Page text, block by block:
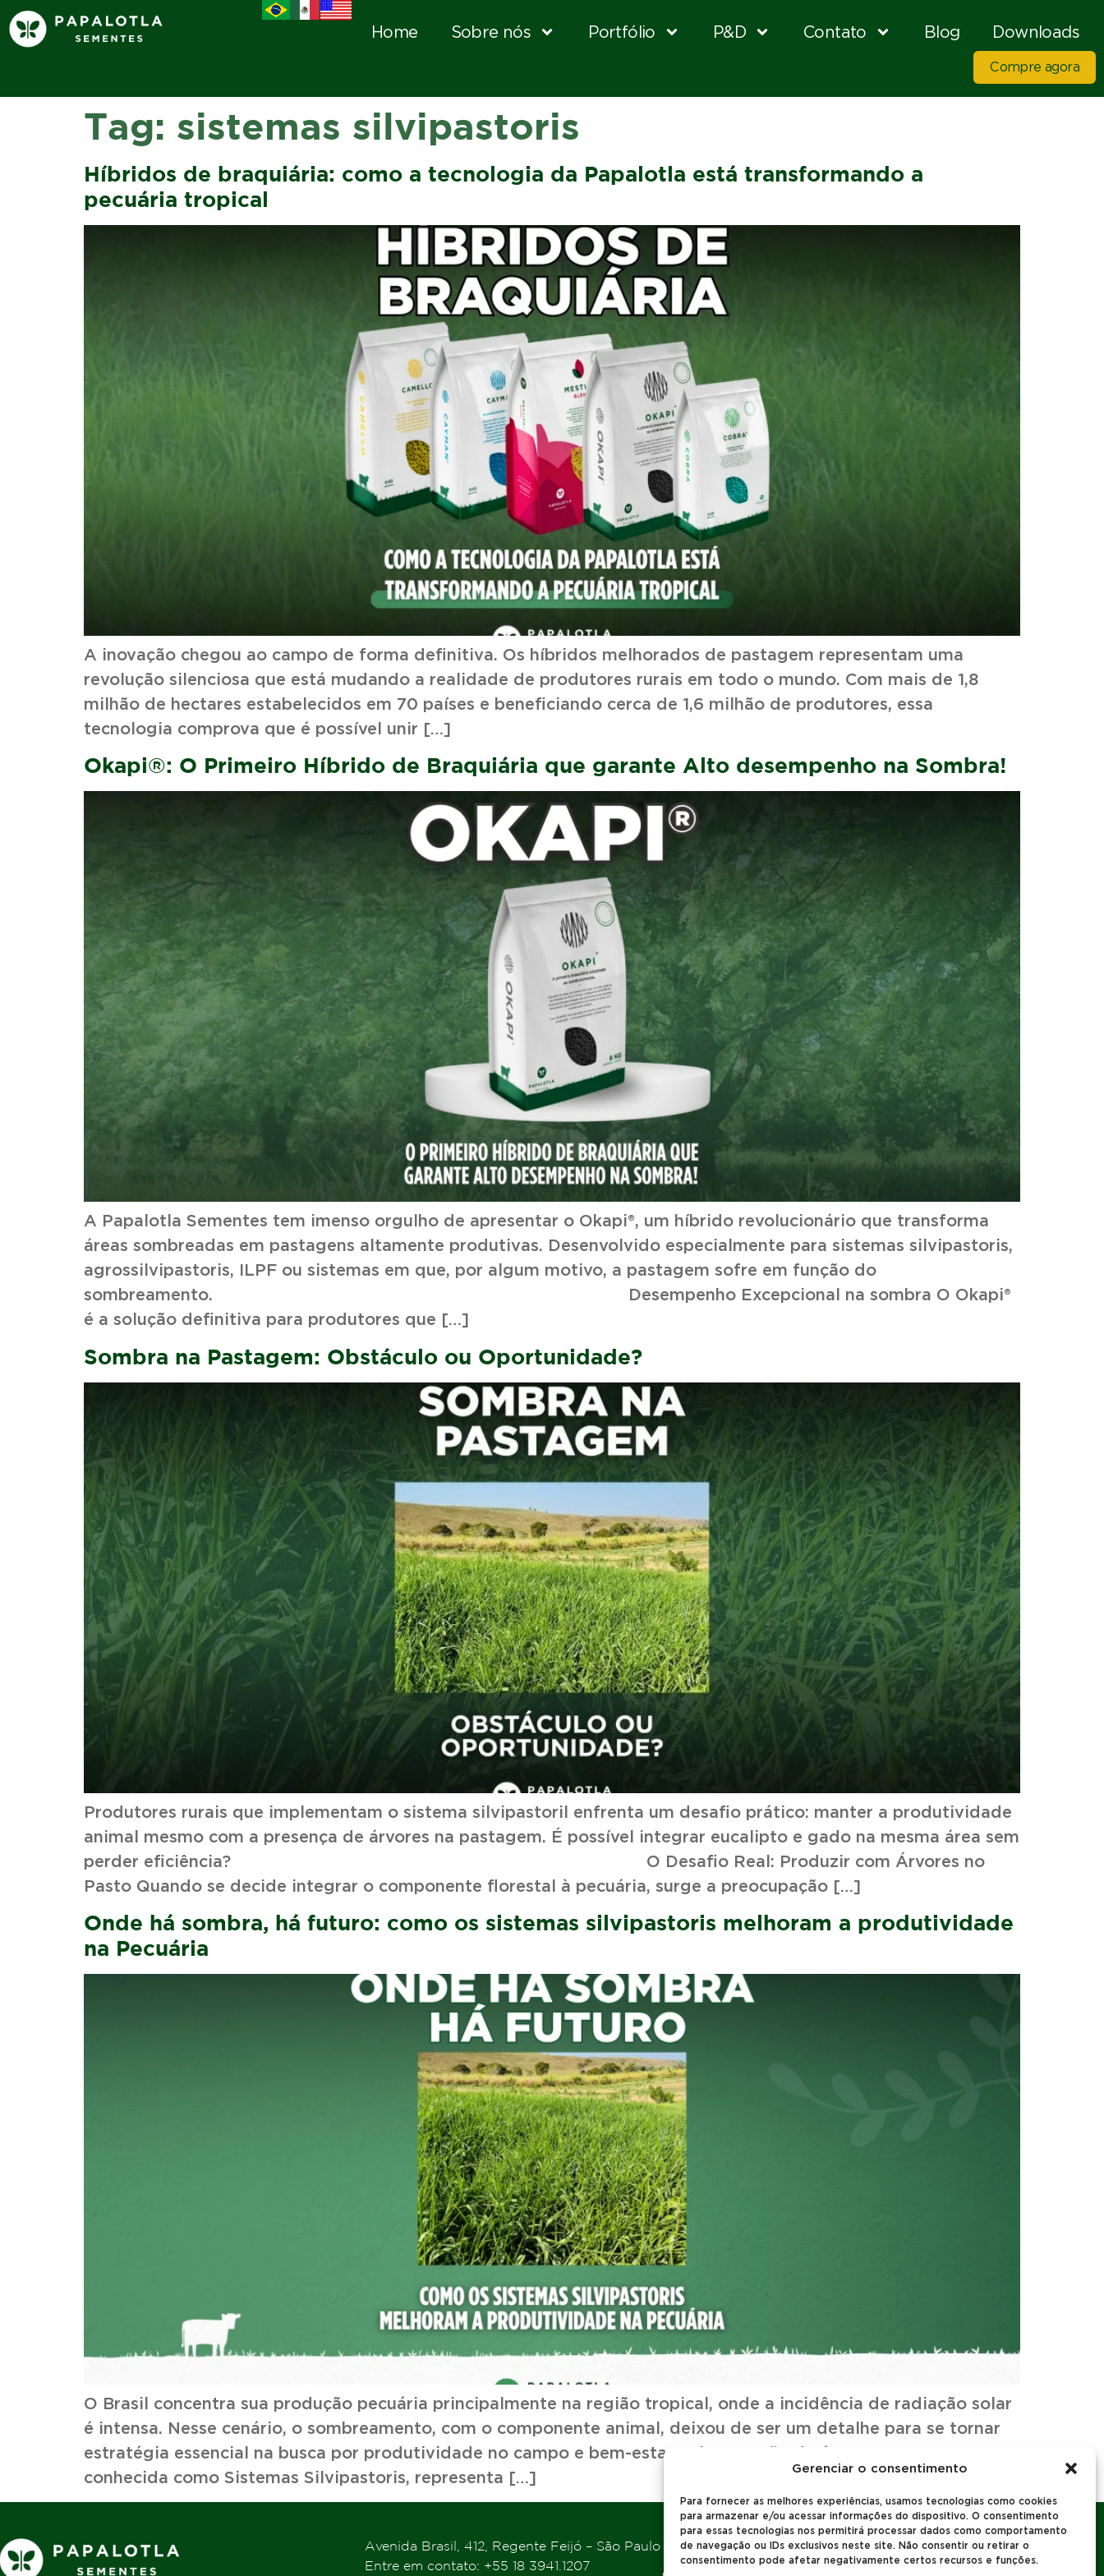
Gerenciar o consentimento
Para fornecer as melhores experiências, usamos tecnologias como cookies
para armazenar e/ou acessar informações do dispositivo. O consentimento
para essas tecnologias nos permitirá processar dados como comportamento
de navegação ou IDs exclusivos neste site. Não consentir ou retirar o
consentimento pode afetar negativamente certos recursos e funções.
Home Sobre nós Portfólio P&D Contato Blog Downloads
Compre agora
Tag: sistemas silvipastoris
Híbridos de braquiária: como a tecnologia da Papalotla está transformando a
pecuária tropical
A inovação chegou ao campo de forma definitiva. Os híbridos melhorados de pastagem representam uma
revolução silenciosa que está mudando a realidade de produtores rurais em todo o mundo. Com mais de 1,8
milhão de hectares estabelecidos em 70 países e beneficiando cerca de 1,6 milhão de produtores, essa
tecnologia comprova que é possível unir […]
Okapi®: O Primeiro Híbrido de Braquiária que garante Alto desempenho na Sombra!
A Papalotla Sementes tem imenso orgulho de apresentar o Okapi®, um híbrido revolucionário que transforma
áreas sombreadas em pastagens altamente produtivas. Desenvolvido especialmente para sistemas silvipastoris,
agrossilvipastoris, ILPF ou sistemas em que, por algum motivo, a pastagem sofre em função do
sombreamento. Desempenho Excepcional na sombra O Okapi®
é a solução definitiva para produtores que […]
Sombra na Pastagem: Obstáculo ou Oportunidade?
Produtores rurais que implementam o sistema silvipastoril enfrenta um desafio prático: manter a produtividade
animal mesmo com a presença de árvores na pastagem. É possível integrar eucalipto e gado na mesma área sem
perder eficiência? O Desafio Real: Produzir com Árvores no
Pasto Quando se decide integrar o componente florestal à pecuária, surge a preocupação […]
Onde há sombra, há futuro: como os sistemas silvipastoris melhoram a produtividade
na Pecuária
O Brasil concentra sua produção pecuária principalmente na região tropical, onde a incidência de radiação solar
é intensa. Nesse cenário, o sombreamento, com o componente animal, deixou de ser um detalhe para se tornar
estratégia essencial na busca por produtividade no campo e bem-estar. A integração de árvores nas pastagens,
conhecida como Sistemas Silvipastoris, representa […]
Avenida Brasil, 412, Regente Feijó – São Paulo
Entre em contato: +55 18 3941.1207